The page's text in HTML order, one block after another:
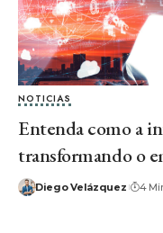
NOTICIAS
Entenda como a
transformando o
Diego Velázquez 4